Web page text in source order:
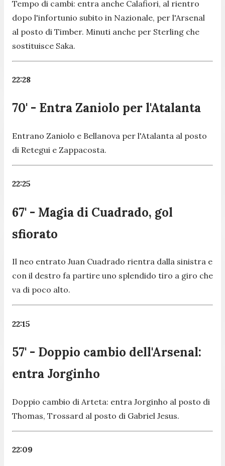
Tempo di cambi: entra anche Calafiori, al rientro
dopo l'infortunio subito in Nazionale, per l'Arsenal
al posto di Timber. Minuti anche per Sterling che
sostituisce Saka.
22:28
70' - Entra Zaniolo per l'Atalanta
Entrano Zaniolo e Bellanova per l'Atalanta al posto
di Retegui e Zappacosta.
22:25
67' - Magia di Cuadrado, gol
sfiorato
Il neo entrato Juan Cuadrado rientra dalla sinistra e
con il destro fa partire uno splendido tiro a giro che
va di poco alto.
22:15
57' - Doppio cambio dell'Arsenal:
entra Jorginho
Doppio cambio di Arteta: entra Jorginho al posto di
Thomas, Trossard al posto di Gabriel Jesus.
22:09